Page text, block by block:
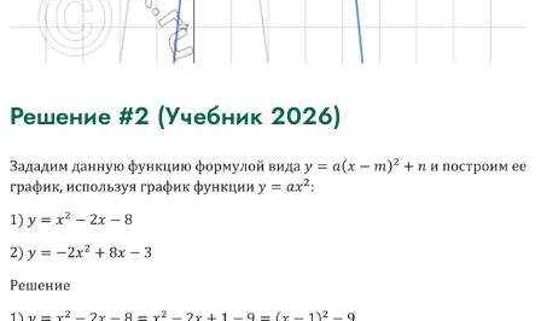
Решение #2 (Учебник 2026)